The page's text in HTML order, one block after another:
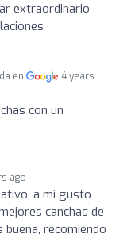
extraordinario
en
4 years
con un
ago
a mi gusto
canchas de
recomiendo